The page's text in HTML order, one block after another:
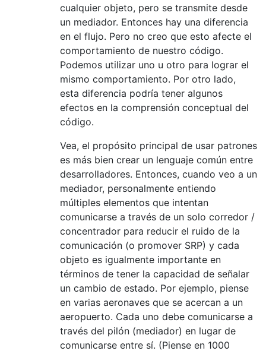
cualquier objeto, pero se transmite desde
un mediador. Entonces hay una diferencia
en el flujo. Pero no creo que esto afecte el
comportamiento de nuestro código.
Podemos utilizar uno u otro para lograr el
mismo comportamiento. Por otro lado,
esta diferencia podría tener algunos
efectos en la comprensión conceptual del
código.
Vea, el propósito principal de usar patrones
es más bien crear un lenguaje común entre
desarrolladores. Entonces, cuando veo a un
mediador, personalmente entiendo
múltiples elementos que intentan
comunicarse a través de un solo corredor /
concentrador para reducir el ruido de la
comunicación (o promover SRP) y cada
objeto es igualmente importante en
términos de tener la capacidad de señalar
un cambio de estado. Por ejemplo, piense
en varias aeronaves que se acercan a un
aeropuerto. Cada uno debe comunicarse a
través del pilón (mediador) en lugar de
comunicarse entre sí. (Piense en 1000